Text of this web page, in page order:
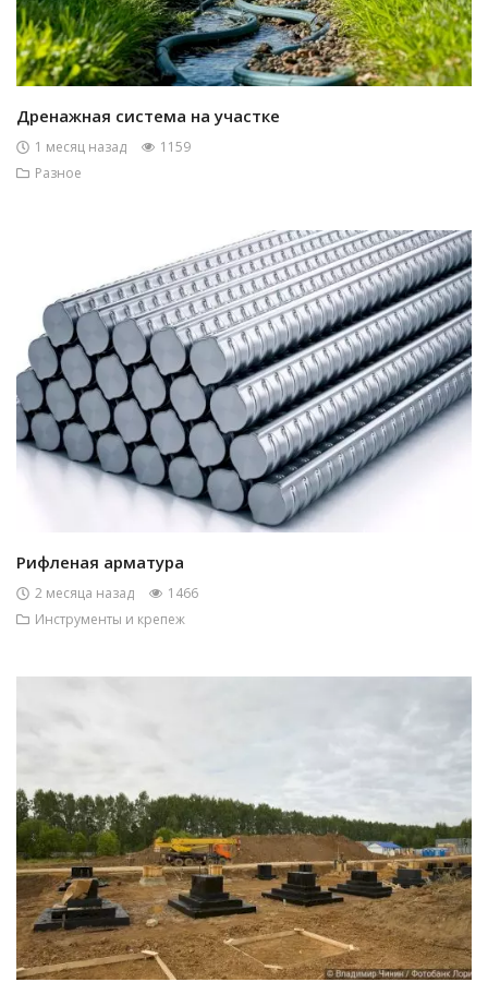
Дренажная система на участке
1 месяц назад
1159
Разное
Рифленая арматура
2 месяца назад
1466
Инструменты и крепеж